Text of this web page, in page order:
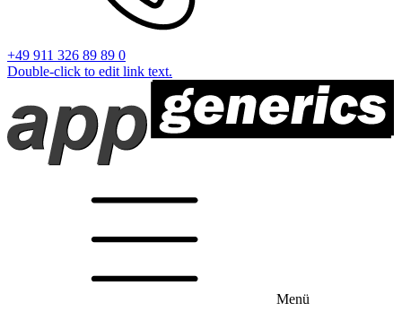
+49 911 326 89 89 0
Double-click to edit link text.
Menü